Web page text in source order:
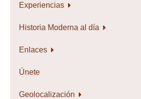
Experiencias
Historia Moderna al día
Enlaces
Únete
Geolocalización